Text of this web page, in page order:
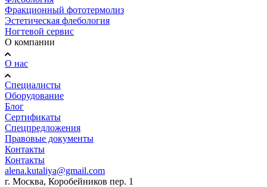
Фракционный фототермолиз
Эстетическая флебология
Ногтевой сервис
О компании
О нас
Специалисты
Оборудование
Блог
Сертификаты
Спецпредложения
Правовые документы
Контакты
Контакты
alena.kutaliya@gmail.com
г. Москва, Коробейников пер. 1